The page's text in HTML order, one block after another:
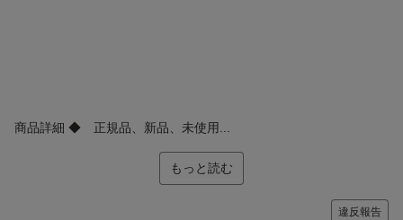
商品詳細 ◆ 正規品、新品、未使用...
もっと読む
違反報告